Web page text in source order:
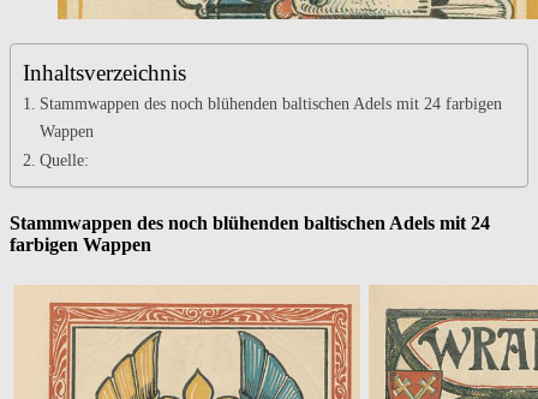
Inhaltsverzeichnis
Stammwappen des noch blühenden baltischen Adels mit 24 farbigen
Wappen
Quelle:
Stammwappen des noch blühenden baltischen Adels mit 24
farbigen Wappen